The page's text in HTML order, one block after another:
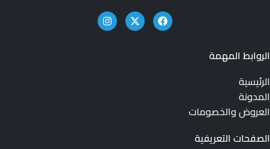
الروابط المهمة
الرئيسية
المدونة
العروض والخصومات
الصفحات التعريفية